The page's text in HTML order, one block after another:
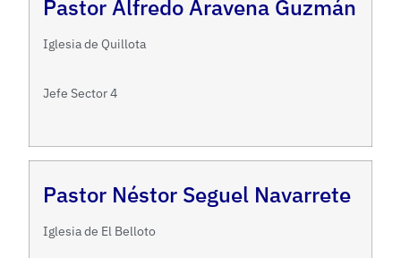
Pastor Alfredo Aravena Guzmán
Iglesia de Quillota
Jefe Sector 4
Pastor Néstor Seguel Navarrete
Iglesia de El Belloto